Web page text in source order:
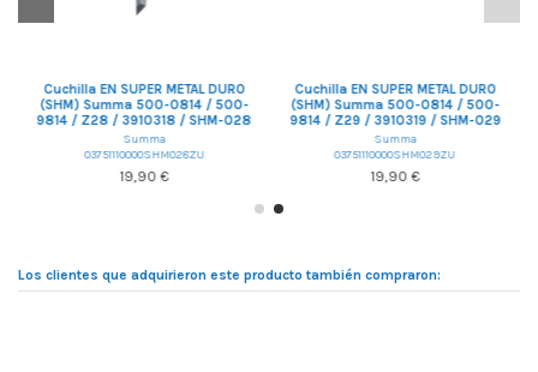
Cuchilla EN SUPER METAL DURO
(SHM) Summa 500-0814 / 500-
9814 / Z28 / 3910318 / SHM-028
Summa
03751110000SHM028ZU
19,90 €
Cuchilla EN SUPER METAL DURO
(SHM) Summa 500-0814 / 500-
9814 / Z29 / 3910319 / SHM-029
Summa
03751110000SHM029ZU
19,90 €
Los clientes que adquirieron este producto también compraron: